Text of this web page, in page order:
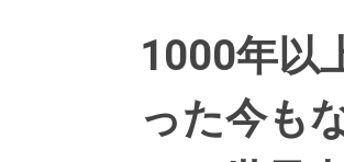
1000年以
った今も